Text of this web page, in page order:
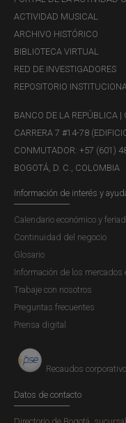
internacionales y
emitidas por
Financiera de
26 de marzo de
operaciones
compradores o
billeteras digitales
transacciones no
reversadas.
Por su parte,
abril de 2014, el
monedas virtuales, en
siguiente:
“El Banco de la
ACTIVIDAD MUSICAL
ARCHIVO HISTÓRICO
BIBLIOTECA VIRTUAL
RED DE INVESTIGADORES
REPOSITORIO
BANCO DE LA REPÚBLICA |
CARRERA 7 #14-78
CONMUTADOR: +57 (601)
BOGOTÁ, D. C., COLOMBIA
Información de interés y
Calendario económico y
Continuidad del negocio
Glosario
Información de los mercados
Trabaje con nosotros
Preguntas frecuentes
Prensa digital
Recaudos
Datos de contacto